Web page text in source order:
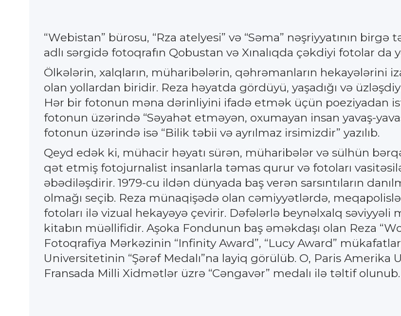
“Webistan” bürosu, “Rza atelyesi” və “Səma” nəşriyyatının birgə
adlı sərgidə fotoqrafın Qobustan və Xınalıqda çəkdiyi fotolar da
Ölkələrin, xalqların, müharibələrin, qəhrəmanların
olan yollardan biridir. Reza həyatda gördüyü, yaşadığı və
Hər bir fotonun məna dərinliyini ifadə etmək üçün poeziyadan
fotonun üzərində “Səyahət etməyən, oxumayan insan yavaş-
fotonun üzərində isə “Bilik təbii və ayrılmaz irsimizdir” yazılıb.
Qeyd edək ki, mühacir həyatı sürən, müharibələr və sülhün
qət etmiş fotojurnalist insanlarla təmas qurur və fotoları
əbədiləşdirir. 1979-cu ildən dünyada baş verən sarsıntıların
olmağı seçib. Reza münaqişədə olan cəmiyyətlərdə,
fotoları ilə vizual hekayəyə çevirir. Dəfələrlə beynəlxalq
kitabın müəllifidir. Aşoka Fondunun baş əməkdaşı olan Reza
Fotoqrafiya Mərkəzinin “Infinity Award”, “Lucy Award”
Universitetinin “Şərəf Medalı”na layiq görülüb. O, Paris Amerika
Fransada Milli Xidmətlər üzrə “Cəngavər” medalı ilə təltif olunub.